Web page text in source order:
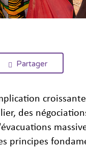
Partager
des
principes